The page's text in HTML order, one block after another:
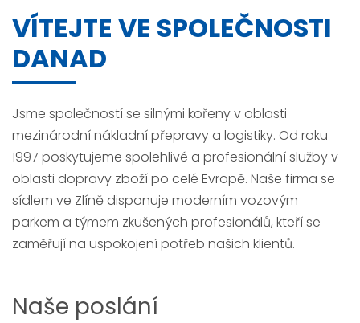
VÍTEJTE VE SPOLEČNOSTI
DANAD
Jsme společností se silnými kořeny v oblasti
mezinárodní nákladní přepravy a logistiky. Od roku
1997 poskytujeme spolehlivé a profesionální služby v
oblasti dopravy zboží po celé Evropě. Naše firma se
sídlem ve Zlíně disponuje moderním vozovým
parkem a týmem zkušených profesionálů, kteří se
zaměřují na uspokojení potřeb našich klientů.
Naše poslání